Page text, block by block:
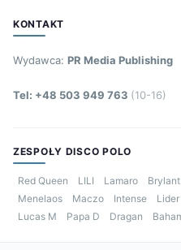
KONTAKT
Wydawca: PR Media Publishing
Tel: +48 503 949 763 (10-16)
ZESPOŁY DISCO POLO
Red Queen LILI Lamaro Brylant
Menelaos
Maczo Intense Lider
Lucas M
Papa D Dragan